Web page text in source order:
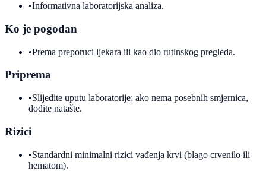
•Informativna laboratorijska analiza.
Ko je pogodan
•Prema preporuci ljekara ili kao dio rutinskog pregleda.
Priprema
•Slijedite uputu laboratorije; ako nema posebnih smjernica,
dođite natašte.
Rizici
•Standardni minimalni rizici vađenja krvi (blago crvenilo ili
hematom).